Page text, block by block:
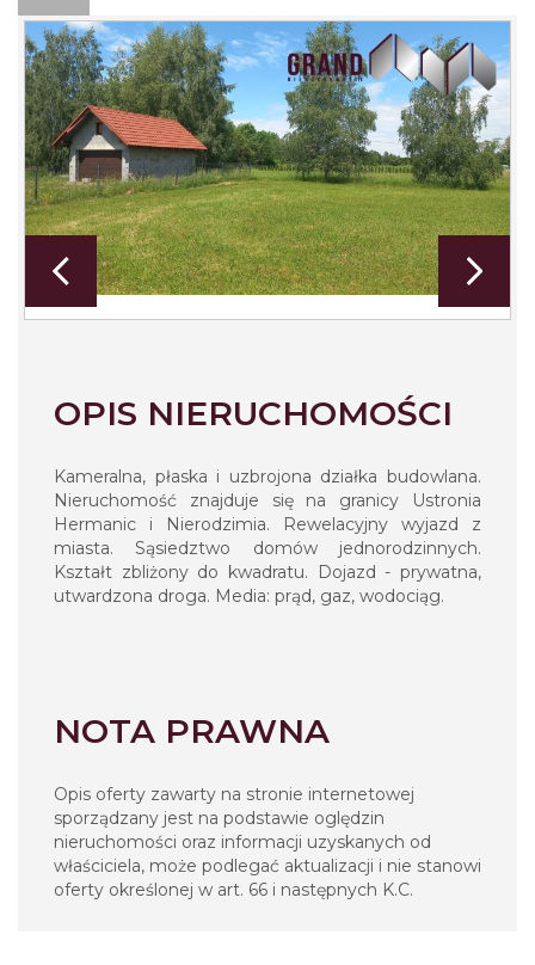
OPIS NIERUCHOMOŚCI
Kameralna, płaska i uzbrojona działka budowlana.
Nieruchomość znajduje się na granicy Ustronia
Hermanic i Nierodzimia. Rewelacyjny wyjazd z
miasta. Sąsiedztwo domów jednorodzinnych.
Kształt zbliżony do kwadratu. Dojazd - prywatna,
utwardzona droga. Media: prąd, gaz, wodociąg.
NOTA PRAWNA
Opis oferty zawarty na stronie internetowej
sporządzany jest na podstawie oględzin
nieruchomości oraz informacji uzyskanych od
właściciela, może podlegać aktualizacji i nie stanowi
oferty określonej w art. 66 i następnych K.C.